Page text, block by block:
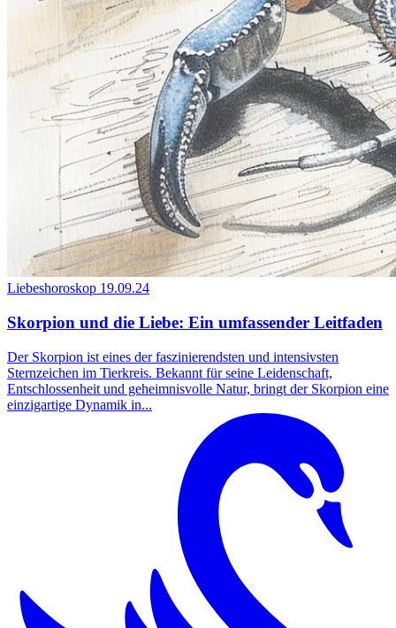
Liebeshoroskop 19.09.24
Skorpion und die Liebe: Ein umfassender Leitfaden
Der Skorpion ist eines der faszinierendsten und intensivsten
Sternzeichen im Tierkreis. Bekannt für seine Leidenschaft,
Entschlossenheit und geheimnisvolle Natur, bringt der Skorpion eine
einzigartige Dynamik in...